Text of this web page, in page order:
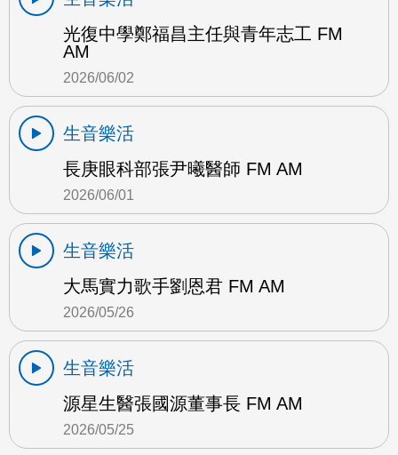
光復中學鄭福昌主任與青年志工 FM
AM
2026/06/02
生音樂活
長庚眼科部張尹曦醫師 FM AM
2026/06/01
生音樂活
大馬實力歌手劉恩君 FM AM
2026/05/26
生音樂活
源星生醫張國源董事長 FM AM
2026/05/25